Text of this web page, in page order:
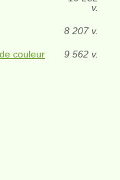
v.
8 207 v.
couleur
9 562 v.